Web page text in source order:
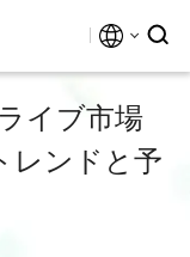
イブ市場
レンドと予